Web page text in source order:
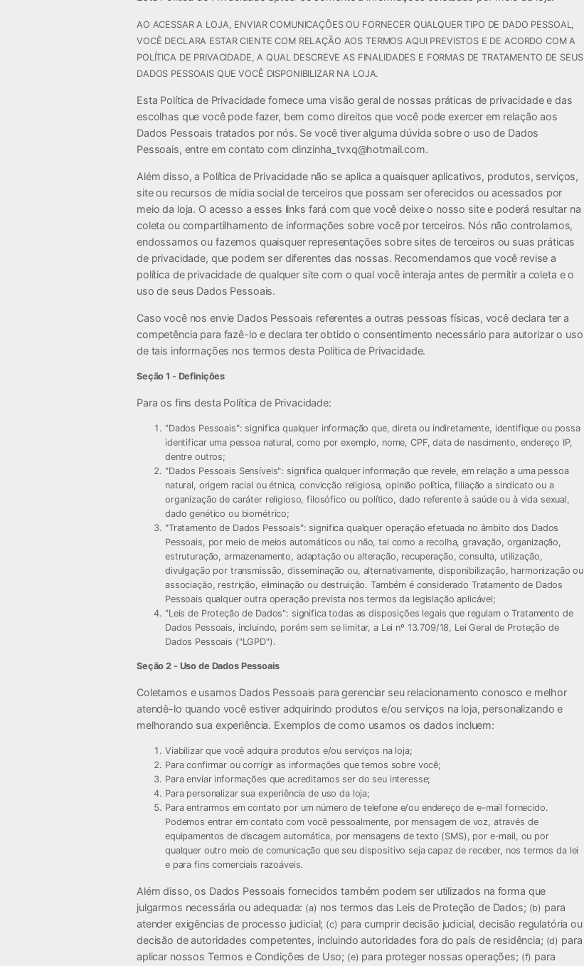
AO ACESSAR A LOJA, ENVIAR COMUNICAÇÕES OU FORNECER QUALQUER TIPO DE DADO PESSOAL,
VOCÊ DECLARA ESTAR CIENTE COM RELAÇÃO AOS TERMOS AQUI PREVISTOS E DE ACORDO COM A
POLÍTICA DE PRIVACIDADE, A QUAL DESCREVE AS FINALIDADES E FORMAS DE TRATAMENTO DE SEUS
DADOS PESSOAIS QUE VOCÊ DISPONIBILIZAR NA LOJA.
Esta Política de Privacidade fornece uma visão geral de nossas práticas de privacidade e das
escolhas que você pode fazer, bem como direitos que você pode exercer em relação aos
Dados Pessoais tratados por nós. Se você tiver alguma dúvida sobre o uso de Dados
Pessoais, entre em contato com clinzinha_tvxq@hotmail.com.
Além disso, a Política de Privacidade não se aplica a quaisquer aplicativos, produtos, serviços,
site ou recursos de mídia social de terceiros que possam ser oferecidos ou acessados por
meio da loja. O acesso a esses links fará com que você deixe o nosso site e poderá resultar na
coleta ou compartilhamento de informações sobre você por terceiros. Nós não controlamos,
endossamos ou fazemos quaisquer representações sobre sites de terceiros ou suas práticas
de privacidade, que podem ser diferentes das nossas. Recomendamos que você revise a
política de privacidade de qualquer site com o qual você interaja antes de permitir a coleta e o
uso de seus Dados Pessoais.
Caso você nos envie Dados Pessoais referentes a outras pessoas físicas, você declara ter a
competência para fazê-lo e declara ter obtido o consentimento necessário para autorizar o uso
de tais informações nos termos desta Política de Privacidade.
Seção 1 - Definições
Para os fins desta Política de Privacidade:
"Dados Pessoais": significa qualquer informação que, direta ou indiretamente, identifique ou possa
identificar uma pessoa natural, como por exemplo, nome, CPF, data de nascimento, endereço IP,
dentre outros;
"Dados Pessoais Sensíveis": significa qualquer informação que revele, em relação a uma pessoa
natural, origem racial ou étnica, convicção religiosa, opinião política, filiação a sindicato ou a
organização de caráter religioso, filosófico ou político, dado referente à saúde ou à vida sexual,
dado genético ou biométrico;
"Tratamento de Dados Pessoais": significa qualquer operação efetuada no âmbito dos Dados
Pessoais, por meio de meios automáticos ou não, tal como a recolha, gravação, organização,
estruturação, armazenamento, adaptação ou alteração, recuperação, consulta, utilização,
divulgação por transmissão, disseminação ou, alternativamente, disponibilização, harmonização ou
associação, restrição, eliminação ou destruição. Também é considerado Tratamento de Dados
Pessoais qualquer outra operação prevista nos termos da legislação aplicável;
"Leis de Proteção de Dados": significa todas as disposições legais que regulam o Tratamento de
Dados Pessoais, incluindo, porém sem se limitar, a Lei nº 13.709/18, Lei Geral de Proteção de
Dados Pessoais ("LGPD").
Seção 2 - Uso de Dados Pessoais
Coletamos e usamos Dados Pessoais para gerenciar seu relacionamento conosco e melhor
atendê-lo quando você estiver adquirindo produtos e/ou serviços na loja, personalizando e
melhorando sua experiência. Exemplos de como usamos os dados incluem:
Viabilizar que você adquira produtos e/ou serviços na loja;
Para confirmar ou corrigir as informações que temos sobre você;
Para enviar informações que acreditamos ser do seu interesse;
Para personalizar sua experiência de uso da loja;
Para entrarmos em contato por um número de telefone e/ou endereço de e-mail fornecido.
Podemos entrar em contato com você pessoalmente, por mensagem de voz, através de
equipamentos de discagem automática, por mensagens de texto (SMS), por e-mail, ou por
qualquer outro meio de comunicação que seu dispositivo seja capaz de receber, nos termos da lei
e para fins comerciais razoáveis.
Além disso, os Dados Pessoais fornecidos também podem ser utilizados na forma que
julgarmos necessária ou adequada: (a) nos termos das Leis de Proteção de Dados; (b) para
atender exigências de processo judicial; (c) para cumprir decisão judicial, decisão regulatória ou
decisão de autoridades competentes, incluindo autoridades fora do país de residência; (d) para
aplicar nossos Termos e Condições de Uso; (e) para proteger nossas operações; (f) para